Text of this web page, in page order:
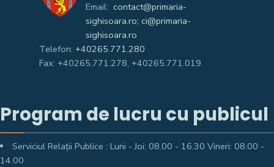
Email: contact@primaria-
sighisoara.ro; ci@primaria-
sighisoara.ro
Telefon: +40265.771.280
Fax: +40265.771.278, +40265.771.019
Program de lucru cu publicul
Serviciul Relații Publice : Luni - Joi: 08.00 - 16.30 Vineri: 08.00 -
14.00